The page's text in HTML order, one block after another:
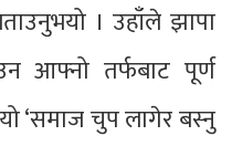
। उहाँले झापा
आफ्नो तर्फबाट पूर्ण
‘समाज चुप लागेर बस्नु